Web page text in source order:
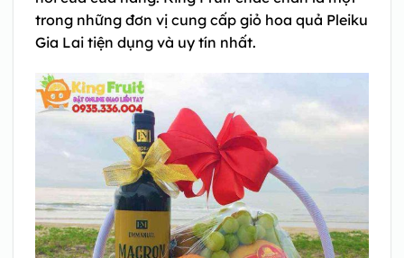
trong những đơn vị cung cấp giỏ hoa quả Pleiku
Gia Lai tiện dụng và uy tín nhất.